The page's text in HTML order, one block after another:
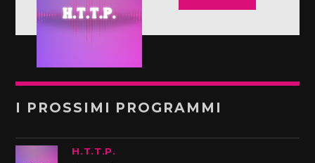
I PROSSIMI PROGRAMMI
H.T.T.P.